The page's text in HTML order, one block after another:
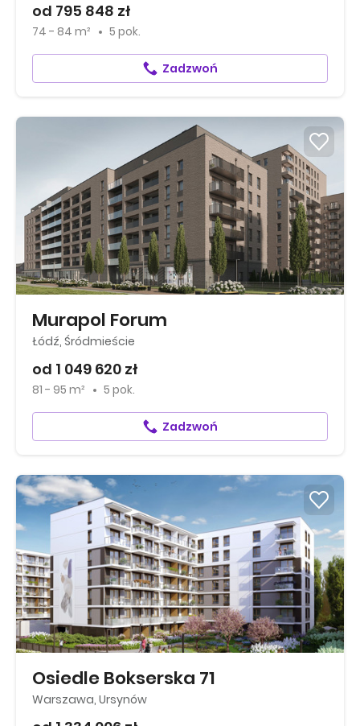
od 795 848 zł
74 - 84 m² 5 pok.
Zadzwoń
Murapol Forum
Łódź, Śródmieście
od 1 049 620 zł
81 - 95 m² 5 pok.
Zadzwoń
Osiedle Bokserska 71
Warszawa, Ursynów